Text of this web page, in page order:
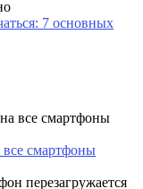
7 основных
смартфоны